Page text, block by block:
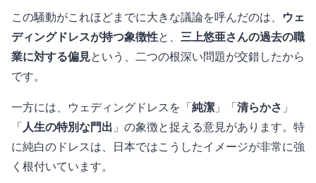
この騒動がこれほどまでに大きな議論を呼んだのは、 ウェ
ディングドレスが持つ象徴性と、 三上悠亜さんの過去の職
業に対する偏見という、二つの根深い問題が交錯したから
です。
一方には、ウェディングドレスを「純潔 」「清らかさ 」
「人生の特別な門出 」の象徴と捉える意見があります。特
に純白のドレスは、日本ではこうしたイメージが非常に強
く根付いています。